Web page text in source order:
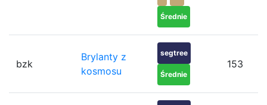
Średnie
bzk
Brylanty z
kosmosu
segtree
Średnie
153